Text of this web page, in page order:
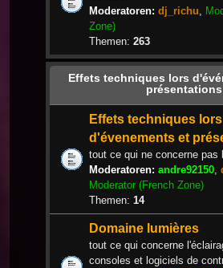
Moderatoren: dj_richu
Zone)
Themen: 263
Effets techniques lors
présentations
Effets techniques lors
d'évenements et
tout ce qui ne concerne pas
Moderatoren: andre92150
Moderator (French Zone)
Themen: 14
Domaine lumières
tout ce qui concerne
consoles et logiciels de